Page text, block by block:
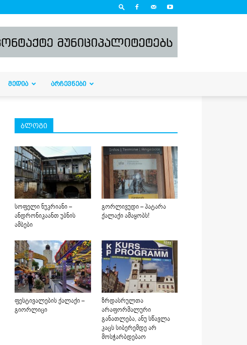
ᲛᲔᲓᲘᲐ ᲐᲠᲩᲔᲕᲜᲔᲑᲘ
ბლოგი
სოფელი ნუკრიანი –
ანდრონიკაანთ უბნის
ამბები
გორლივუდი – პატარა
ქალაქი ამაყობს!
ფესტივალების ქალაქი –
გიორლიცი
ზრდასრულთა
არაფორმალური
განათლება, ანუ სწავლა
კაცს სიბერემდე არ
მოსჭარბდებაო